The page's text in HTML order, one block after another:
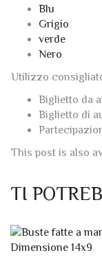
Blu
Grigio
verde
Nero
Utilizzo
Biglietto da
Biglietto di
This post is also
TI